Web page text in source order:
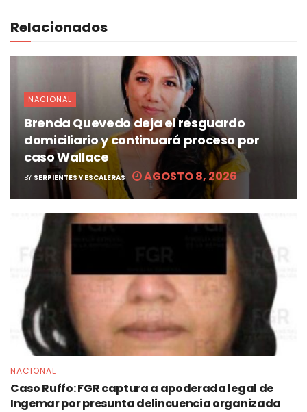
Relacionados
NACIONAL
Brenda Quevedo deja el resguardo
domiciliario y continuará proceso por
caso Wallace
BY SERPIENTES Y ESCALERAS AGOSTO 8, 2026
NACIONAL
Caso Ruffo: FGR captura a apoderada legal de
Ingemar por presunta delincuencia organizada